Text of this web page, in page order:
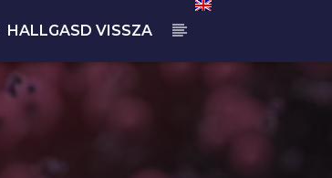
HALLGASD VISSZA
BUDAPEST UPDATE